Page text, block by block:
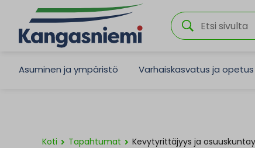
Asuminen ja ympäristö Varhaiskasvatus ja opetus
Koti Tapahtumat Kevytyrittäjyys ja